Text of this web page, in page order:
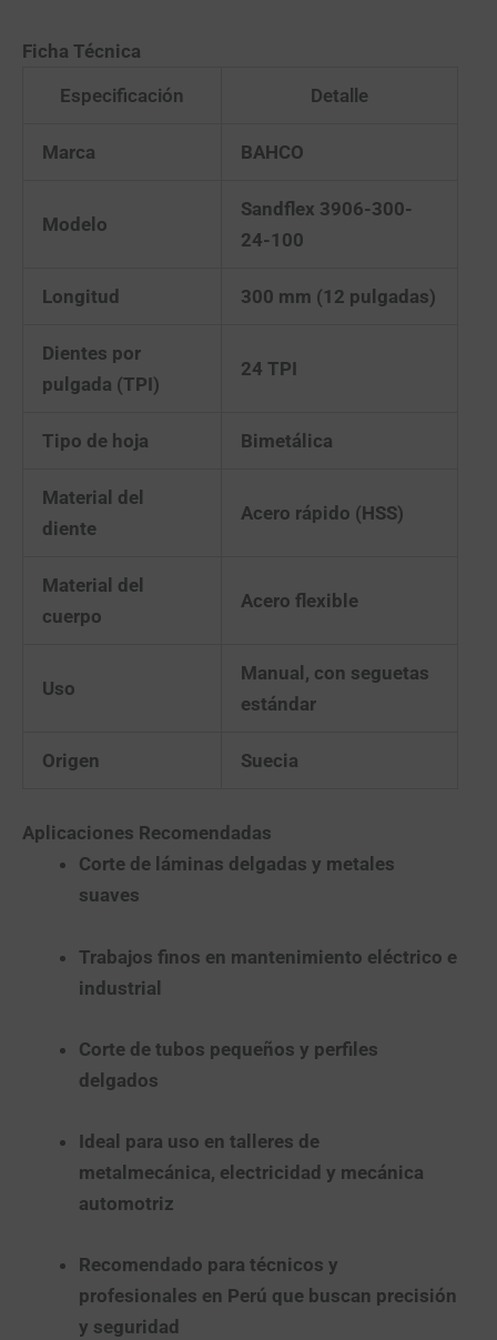
Ficha Técnica
Especificación
Detalle
Marca BAHCO
Modelo
Sandflex 3906-300-
24-100
Longitud 300 mm (12 pulgadas)
Dientes por
pulgada (TPI)
24 TPI
Tipo de hoja Bimetálica
Material del
diente
Acero rápido (HSS)
Material del
cuerpo
Acero flexible
Uso
Manual, con seguetas
estándar
Origen Suecia
Aplicaciones Recomendadas
Corte de láminas delgadas y metales
suaves
Trabajos finos en mantenimiento eléctrico e
industrial
Corte de tubos pequeños y perfiles
delgados
Ideal para uso en talleres de
metalmecánica, electricidad y mecánica
automotriz
Recomendado para técnicos y
profesionales en Perú que buscan precisión
y seguridad